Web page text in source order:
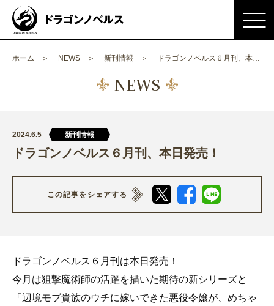
ホーム NEWS 新刊情報 ドラゴンノベルス６月刊、本日発売！
NEWS
2024.6.5 新刊情報
ドラゴンノベルス６月刊、本日発売！
この記事をシェアする
ドラゴンノベルス６月刊は本日発売！
今月は狙撃魔術師の活躍を描いた期待の新シリーズと
「辺境モブ貴族のウチに嫁いできた悪役令嬢が、めちゃ